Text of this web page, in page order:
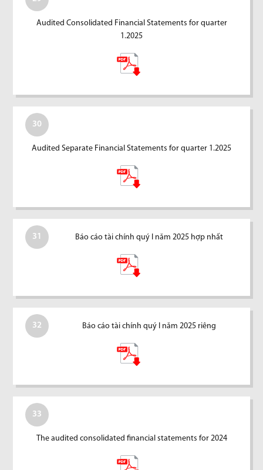
Audited Consolidated Financial Statements for quarter
1.2025
30
Audited Separate Financial Statements for quarter 1.2025
31 Báo cáo tài chính quý I năm 2025 hợp nhất
32 Báo cáo tài chính quý I năm 2025 riêng
33
The audited consolidated financial statements for 2024